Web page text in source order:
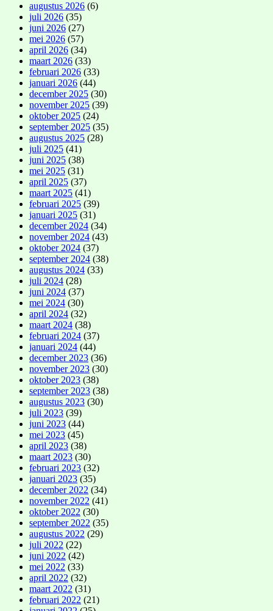
augustus 2026 (6)
juli 2026 (35)
juni 2026 (27)
mei 2026 (57)
april 2026 (34)
maart 2026 (33)
februari 2026 (33)
januari 2026 (44)
december 2025 (30)
november 2025 (39)
oktober 2025 (24)
september 2025 (35)
augustus 2025 (28)
juli 2025 (41)
juni 2025 (38)
mei 2025 (31)
april 2025 (37)
maart 2025 (41)
februari 2025 (39)
januari 2025 (31)
december 2024 (34)
november 2024 (43)
oktober 2024 (37)
september 2024 (38)
augustus 2024 (33)
juli 2024 (28)
juni 2024 (37)
mei 2024 (30)
april 2024 (32)
maart 2024 (38)
februari 2024 (37)
januari 2024 (44)
december 2023 (36)
november 2023 (30)
oktober 2023 (38)
september 2023 (38)
augustus 2023 (30)
juli 2023 (39)
juni 2023 (44)
mei 2023 (45)
april 2023 (38)
maart 2023 (30)
februari 2023 (32)
januari 2023 (35)
december 2022 (34)
november 2022 (41)
oktober 2022 (30)
september 2022 (35)
augustus 2022 (29)
juli 2022 (22)
juni 2022 (42)
mei 2022 (33)
april 2022 (32)
maart 2022 (31)
februari 2022 (21)